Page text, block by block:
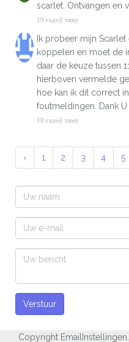
scarlet. Ontvangen en
10 гадоў таму
Ik probeer mijn
koppelen en moet de
daar de keuze tussen
hierboven vermelde
hoe kan ik dit correct
foutmeldingen. Dank U
10 гадоў таму
‹ 1 2 3 4 5
Verstuur
Copyright